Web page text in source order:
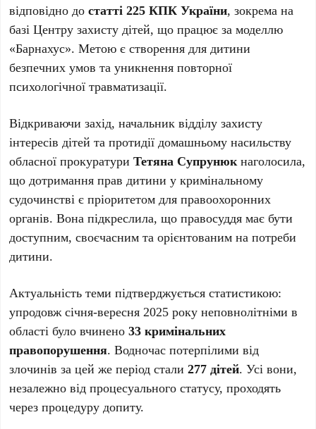
відповідно достатті 225 КПК України, зокрема на
базі Центру захисту дітей, що працює за моделлю
«Барнахус». Метою є створення для дитини
безпечних умов та уникнення повторної
психологічної травматизації.
Відкриваючи захід, начальник відділу захисту
інтересів дітей та протидії домашньому насильству
обласної прокуратуриТетяна Супрунюкнаголосила,
що дотримання прав дитини у кримінальному
судочинстві є пріоритетом для правоохоронних
органів. Вона підкреслила, що правосуддя має бути
доступним, своєчасним та орієнтованим на потреби
дитини.
Актуальність теми підтверджується статистикою:
упродовж січня-вересня 2025 року неповнолітніми в
області було вчинено33 кримінальних
правопорушення. Водночас потерпілими від
злочинів за цей же період стали277 дітей. Усі вони,
незалежно від процесуального статусу, проходять
через процедуру допиту.